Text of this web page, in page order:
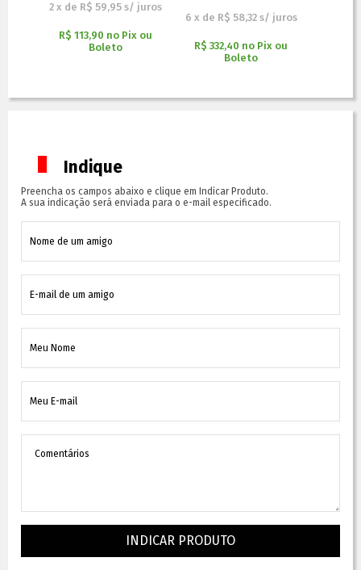
2 x de R$ 59,95 s/ juros
R$ 113,90 no Pix ou
Boleto
6 x de R$ 58,32 s/ juros
R$ 332,40 no Pix ou
Boleto
Indique
Preencha os campos abaixo e clique em Indicar Produto.
A sua indicação será enviada para o e-mail especificado.
INDICAR PRODUTO